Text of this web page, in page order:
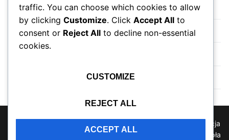
Nowości
Wydarzenia
Instalacja pompy ciepła
Prawa autorskie © 2026 Pompy ciepła,klimatyzacja,wentylacja
informacje, forum, blogi, komentarze, opinie, jaką pompę ciepła
traffic. You can choose which cookies to allow
by clicking Customize. Click Accept All to
consent or Reject All to decline non-essential
cookies.
CUSTOMIZE
REJECT ALL
ACCEPT ALL